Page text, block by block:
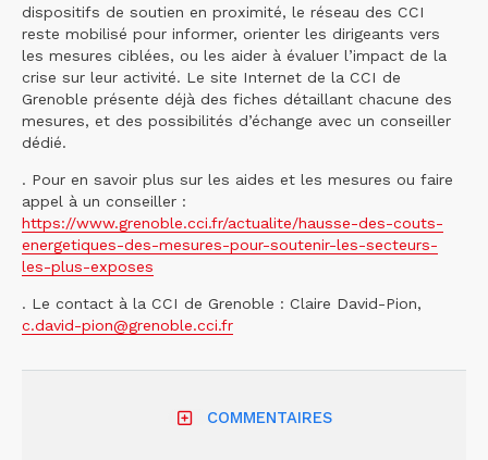
dispositifs de soutien en proximité, le réseau des CCI
reste mobilisé pour informer, orienter les dirigeants vers
les mesures ciblées, ou les aider à évaluer l’impact de la
crise sur leur activité. Le site Internet de la CCI de
Grenoble présente déjà des fiches détaillant chacune des
mesures, et des possibilités d’échange avec un conseiller
dédié.
. Pour en savoir plus sur les aides et les mesures ou faire
appel à un conseiller :
https://www.grenoble.cci.fr/actualite/hausse-des-couts-
energetiques-des-mesures-pour-soutenir-les-secteurs-
les-plus-exposes
. Le contact à la CCI de Grenoble : Claire David-Pion,
c.david-pion@grenoble.cci.fr
COMMENTAIRES